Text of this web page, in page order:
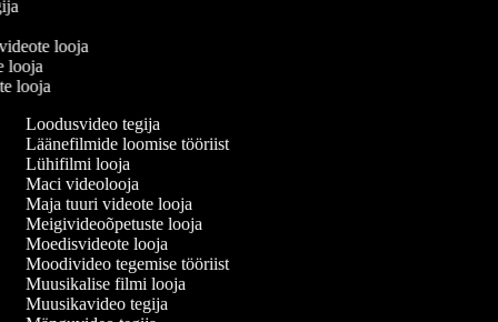
looja
looja
looja
Loodusvideo tegija
Läänefilmide loomise tööriist
Lühifilmi looja
Maci videolooja
Maja tuuri videote looja
Meigivideoõpetuste looja
Moedisvideote looja
Moodivideo tegemise tööriist
Muusikalise filmi looja
Muusikavideo tegija